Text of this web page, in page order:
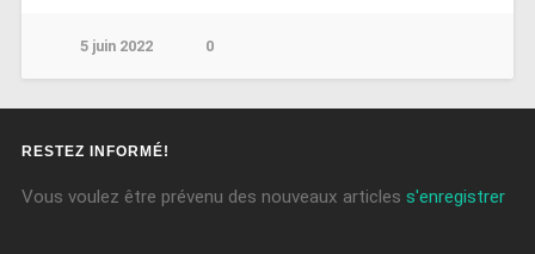
5 juin 2022 0
RESTEZ INFORMÉ!
Vous voulez être prévenu des nouveaux articles s'enregistrer